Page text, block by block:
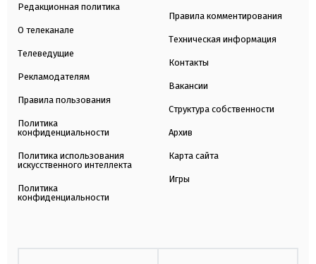
Редакционная политика
О телеканале
Телеведущие
Рекламодателям
Правила пользования
Политика
конфиденциальности
Политика использования
искусственного интеллекта
Политика
конфиденциальности
Правила комментирования
Техническая информация
Контакты
Вакансии
Структура собственности
Архив
Карта сайта
Игры